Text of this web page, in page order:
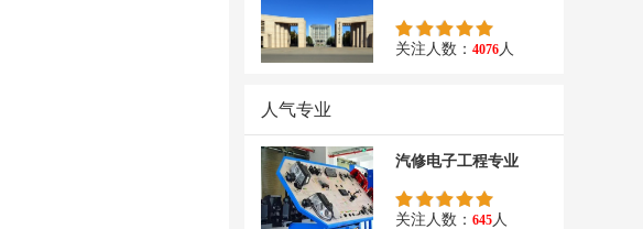
关注人数： 4076人
人气专业
汽修电子工程专业
关注人数： 645人